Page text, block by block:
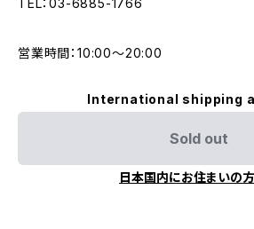
TEL：03-6885-1766
営業時間：10:00〜20:00
International shipping
Sold out
日本国内にお住まいの